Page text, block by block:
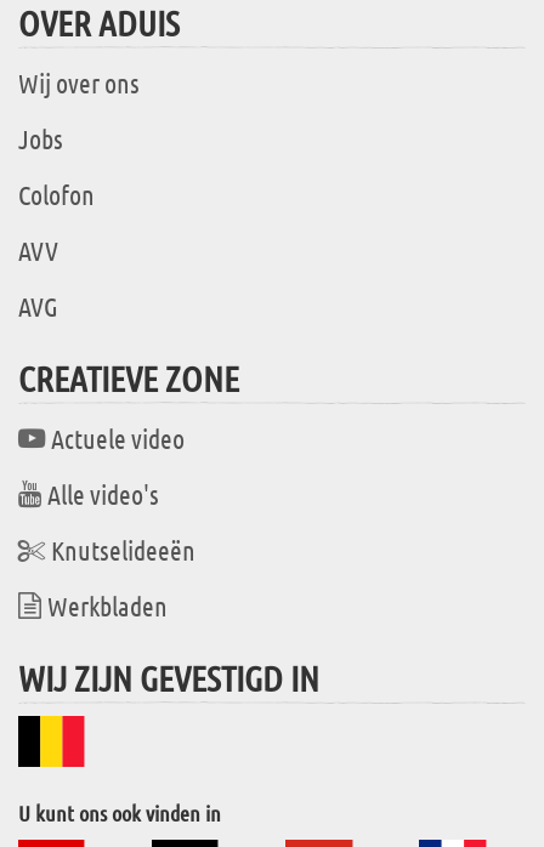
OVER ADUIS
Wij over ons
Jobs
Colofon
AVV
AVG
CREATIEVE ZONE
Actuele video
Alle video's
Knutselideeën
Werkbladen
WIJ ZIJN GEVESTIGD IN
U kunt ons ook vinden in